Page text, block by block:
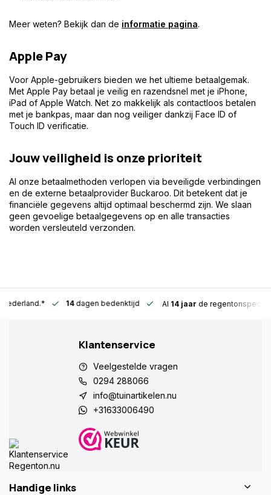
Meer weten? Bekijk dan de informatie pagina.
Apple Pay
Voor Apple-gebruikers bieden we het ultieme betaalgemak.
Met Apple Pay betaal je veilig en razendsnel met je iPhone,
iPad of Apple Watch. Net zo makkelijk als contactloos betalen
met je bankpas, maar dan nog veiliger dankzij Face ID of
Touch ID verificatie.
Jouw veiligheid is onze prioriteit
Al onze betaalmethoden verlopen via beveiligde verbindingen
en de externe betaalprovider Buckaroo. Dit betekent dat je
financiële gegevens altijd optimaal beschermd zijn. We slaan
geen gevoelige betaalgegevens op en alle transacties
worden versleuteld verzonden.
Nederland.* 14dagen bedenktijd Al 14 jaar de
Klantenservice
Veelgestelde vragen
0294 288066
info@tuinartikelen.nu
+31633006490
Handige links